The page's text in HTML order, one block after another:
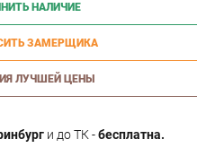
НАЛИЧИЕ
ЗАМЕРЩИКА
ЛУЧШЕЙ ЦЕНЫ
и до ТК -бесплатна.